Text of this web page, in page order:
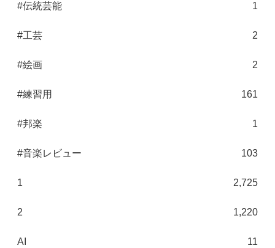
#伝統芸能 1
#工芸 2
#絵画 2
#練習用 161
#邦楽 1
#音楽レビュー 103
1 2,725
2 1,220
AI 11